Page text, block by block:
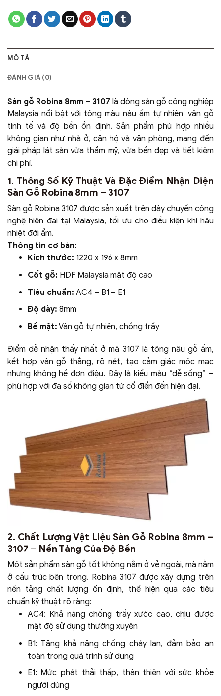
MÔ TẢ
ĐÁNH GIÁ (0)
Sàn gỗ Robina 8mm – 3107 là dòng sàn gỗ công nghiệp
Malaysia nổi bật với tông màu nâu ấm tự nhiên, vân gỗ
tinh tế và độ bền ổn định. Sản phẩm phù hợp nhiều
không gian như nhà ở, căn hộ và văn phòng, mang đến
giải pháp lát sàn vừa thẩm mỹ, vừa bền đẹp và tiết kiệm
chi phí.
1. Thông Số Kỹ Thuật Và Đặc Điểm Nhận Diện
Sàn Gỗ Robina 8mm – 3107
Sàn gỗ Robina 3107 được sản xuất trên dây chuyền công
nghệ hiện đại tại Malaysia, tối ưu cho điều kiện khí hậu
nhiệt đới ẩm.
Thông tin cơ bản:
Kích thước: 1220 x 196 x 8mm
Cốt gỗ: HDF Malaysia mật độ cao
Tiêu chuẩn: AC4 – B1 – E1
Độ dày: 8mm
Bề mặt: Vân gỗ tự nhiên, chống trầy
Điểm dễ nhận thấy nhất ở mã 3107 là tông nâu gỗ ấm,
kết hợp vân gỗ thẳng, rõ nét, tạo cảm giác mộc mạc
nhưng không hề đơn điệu. Đây là kiểu màu “dễ sống” –
phù hợp với đa số không gian từ cổ điển đến hiện đại.
2. Chất Lượng Vật Liệu Sàn Gỗ Robina 8mm –
3107 – Nền Tảng Của Độ Bền
Một sản phẩm sàn gỗ tốt không nằm ở vẻ ngoài, mà nằm
ở cấu trúc bên trong. Robina 3107 được xây dựng trên
nền tảng chất lượng ổn định, thể hiện qua các tiêu
chuẩn kỹ thuật rõ ràng:
AC4: Khả năng chống trầy xước cao, chịu được
mật độ sử dụng thường xuyên
B1: Tăng khả năng chống cháy lan, đảm bảo an
toàn trong quá trình sử dụng
E1: Mức phát thải thấp, thân thiện với sức khỏe
người dùng